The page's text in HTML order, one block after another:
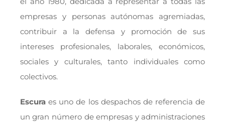
empresas y personas autónomas agremiadas,
contribuir a la defensa y promoción de sus
intereses profesionales, laborales, económicos,
sociales y culturales, tanto individuales como
colectivos.
Escuraes uno de los despachos de referencia de
un gran número de empresas y administraciones